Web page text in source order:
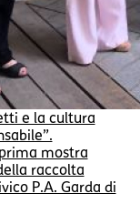
e la cultura
mostra
raccolta
P.A. Garda di